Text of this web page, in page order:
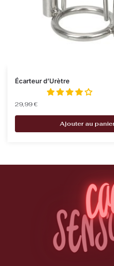
Écarteur d’Urètre
29,99€
Ajouter au